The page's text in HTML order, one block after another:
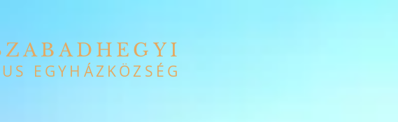
EGYHÁZKÖZSÉG